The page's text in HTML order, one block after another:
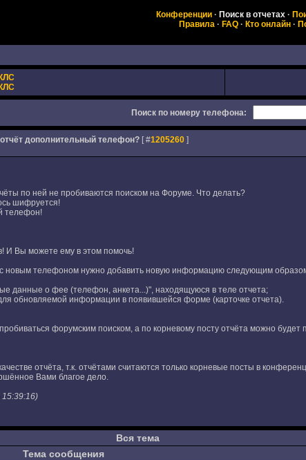
Конференции· Поиск в отчетах·
Правила · FAQ · Кто онлайн ·
Поиск по номеру телефона:
дополнительный телефон? [ #1205260]
по ней не пробиваются поиском на Форуме. Что делать?
шифруется!
телефон!
И Вы можете ему в этом помочь!
новым телефоном нужно добавить новую информацию следующим
данные о фее (телефон, анкета...)", находящуюся в теле отчета;
обновляемой информации в появившейся форме (карточке отчета).
форумским поиском, а по корневому посту отчёта можно будет
отчёта, т.к. отчётами считаются только корневые посты в
Вами благое дело.
Вся тема
Тема сообщения